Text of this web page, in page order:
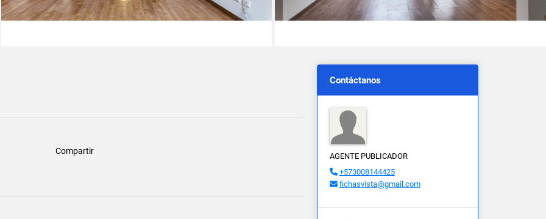
Compartir
Contáctanos
AGENTE PUBLICADOR
+573008144425
fichasvista@gmail.com